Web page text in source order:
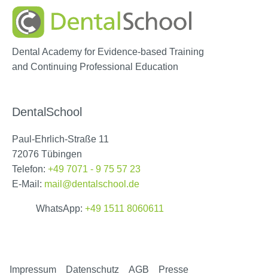
Dental Academy for Evidence-based Training
and Continuing Professional Education
DentalSchool
Paul-Ehrlich-Straße 11
72076 Tübingen
Telefon: +49 7071 - 9 75 57 23
E-Mail: mail@dentalschool.de
WhatsApp: +49 1511 8060611
Impressum Datenschutz AGB Presse